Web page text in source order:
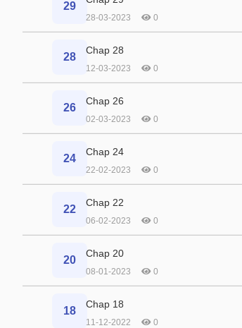
29
28-03-2023 0
28
Chap 28
12-03-2023 0
26
Chap 26
02-03-2023 0
24
Chap 24
22-02-2023 0
22
Chap 22
06-02-2023 0
20
Chap 20
08-01-2023 0
18
Chap 18
11-12-2022 0